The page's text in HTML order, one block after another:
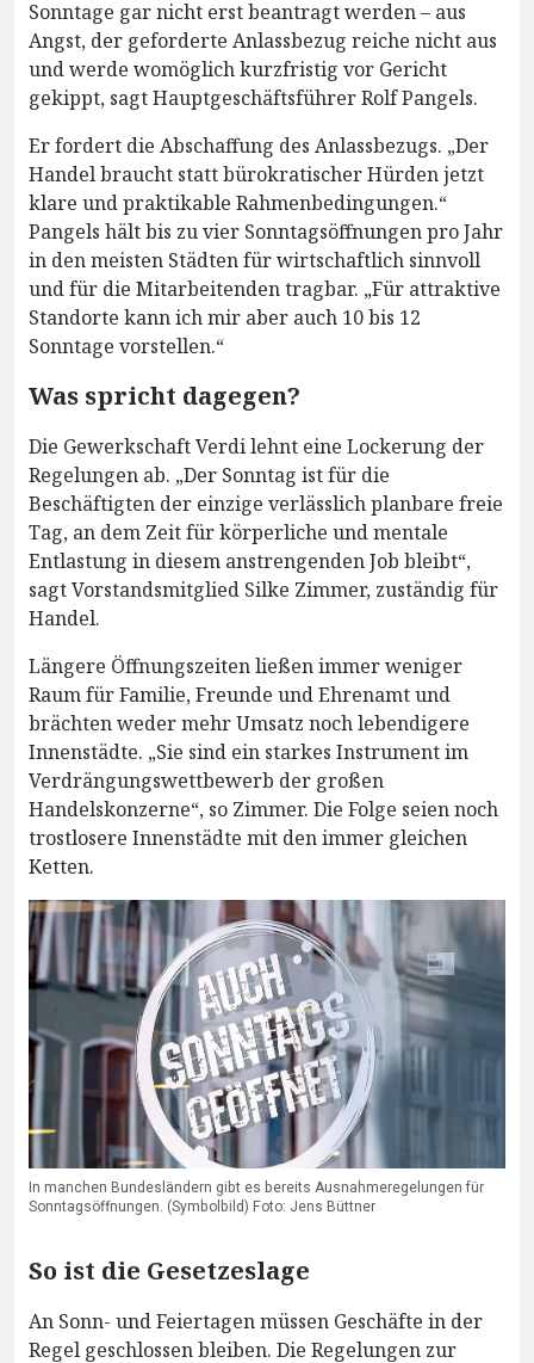
Sonntage gar nicht erst beantragt werden – aus
Angst, der geforderte Anlassbezug reiche nicht aus
und werde womöglich kurzfristig vor Gericht
gekippt, sagt Hauptgeschäftsführer Rolf Pangels.
Er fordert die Abschaffung des Anlassbezugs. „Der
Handel braucht statt bürokratischer Hürden jetzt
klare und praktikable Rahmenbedingungen.“
Pangels hält bis zu vier Sonntagsöffnungen pro Jahr
in den meisten Städten für wirtschaftlich sinnvoll
und für die Mitarbeitenden tragbar. „Für attraktive
Standorte kann ich mir aber auch 10 bis 12
Sonntage vorstellen.“
Was spricht dagegen?
Die Gewerkschaft Verdi lehnt eine Lockerung der
Regelungen ab. „Der Sonntag ist für die
Beschäftigten der einzige verlässlich planbare freie
Tag, an dem Zeit für körperliche und mentale
Entlastung in diesem anstrengenden Job bleibt“,
sagt Vorstandsmitglied Silke Zimmer, zuständig für
Handel.
Längere Öffnungszeiten ließen immer weniger
Raum für Familie, Freunde und Ehrenamt und
brächten weder mehr Umsatz noch lebendigere
Innenstädte. „Sie sind ein starkes Instrument im
Verdrängungswettbewerb der großen
Handelskonzerne“, so Zimmer. Die Folge seien noch
trostlosere Innenstädte mit den immer gleichen
Ketten.
In manchen Bundesländern gibt es bereits Ausnahmeregelungen für
Sonntagsöffnungen. (Symbolbild) Foto: Jens Büttner
So ist die Gesetzeslage
An Sonn- und Feiertagen müssen Geschäfte in der
Regel geschlossen bleiben. Die Regelungen zur